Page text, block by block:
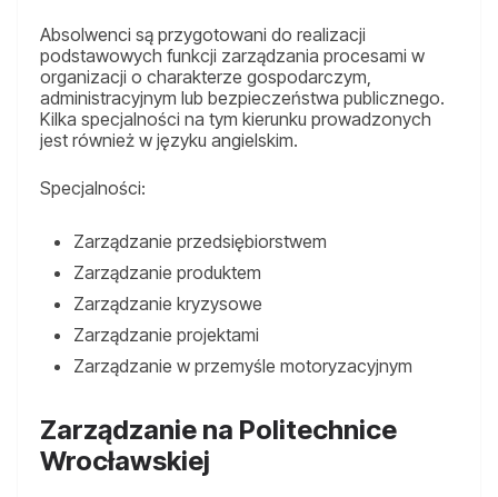
Absolwenci są przygotowani do realizacji
podstawowych funkcji zarządzania procesami w
organizacji o charakterze gospodarczym,
administracyjnym lub bezpieczeństwa publicznego.
Kilka specjalności na tym kierunku prowadzonych
jest również w języku angielskim.
Specjalności:
Zarządzanie przedsiębiorstwem
Zarządzanie produktem
Zarządzanie kryzysowe
Zarządzanie projektami
Zarządzanie w przemyśle motoryzacyjnym
Zarządzanie na Politechnice
Wrocławskiej